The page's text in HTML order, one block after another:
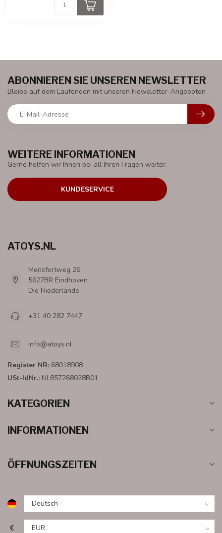
WEITERE INFORMATIONEN
Gerne helfen wir Ihnen bei all Ihren Fragen weiter.
KUNDESERVICE
ABONNIEREN SIE UNSEREN NEWSLETTER
Bleibe auf dem Laufenden mit unseren Newsletter-Angeboten
ATOYS.NL
Mensfortweg 26
5627BR Eindhoven
Die Niederlande
+31 40 282 7447
info@atoys.nl
Register NR: 68018908
USt-IdNr.: NL857268028B01
KATEGORIEN
INFORMATIONEN
ÖFFNUNGSZEITEN
€